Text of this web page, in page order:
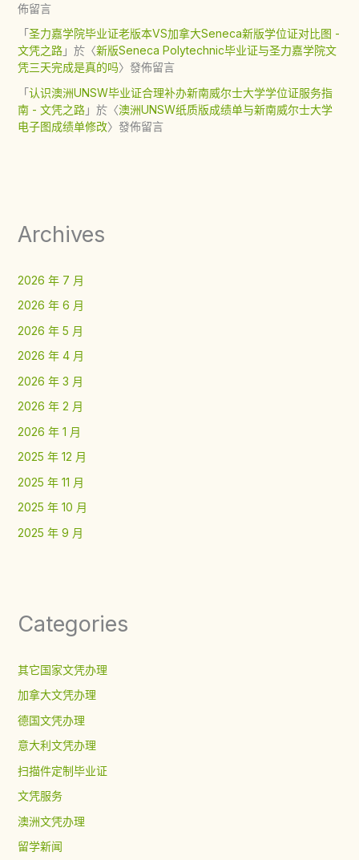
佈留言
「圣力嘉学院毕业证老版本VS加拿大Seneca新版学位证对比图 -
文凭之路」於〈新版Seneca Polytechnic毕业证与圣力嘉学院文
凭三天完成是真的吗〉發佈留言
「认识澳洲UNSW毕业证合理补办新南威尔士大学学位证服务指
南 - 文凭之路」於〈澳洲UNSW纸质版成绩单与新南威尔士大学
电子图成绩单修改〉發佈留言
Archives
2026 年 7 月
2026 年 6 月
2026 年 5 月
2026 年 4 月
2026 年 3 月
2026 年 2 月
2026 年 1 月
2025 年 12 月
2025 年 11 月
2025 年 10 月
2025 年 9 月
Categories
其它国家文凭办理
加拿大文凭办理
德国文凭办理
意大利文凭办理
扫描件定制毕业证
文凭服务
澳洲文凭办理
留学新闻